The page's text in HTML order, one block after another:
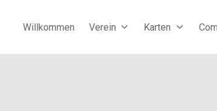
Willkommen Verein Karten